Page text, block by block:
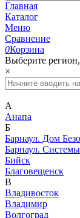
Главная
Каталог
Меню
Сравнение
0Корзина
Выберите
×
А
Анапа
Б
Барнаул. Дом
Барнаул.
Бийск
Благовещенск
В
Владивосток
Владимир
Волгоград